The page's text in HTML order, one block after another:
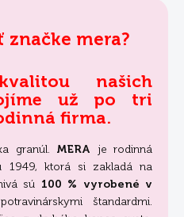
značke mera?
našich
už po tri
firma.
granúl. MERA je rodinná
ktorá si zakladá na
sú 100 % vyrobené v
štandardmi.